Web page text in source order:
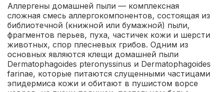
Аллергены домашней пыли — комплексная
сложная смесь аллергокомпонентов, состоящая из
библиотечной (книжной или бумажной) пыли,
фрагментов перьев, пуха, частичек кожи и шерсти
животных, спор плесневых грибов. Одним из
основных являются клещи домашней пыли
Dermatophagoides pterоnyssinus и Dermatophagoides
farinae, которые питаются слущенными частицами
эпидермиса кожи и обитают в пушистом ворсе